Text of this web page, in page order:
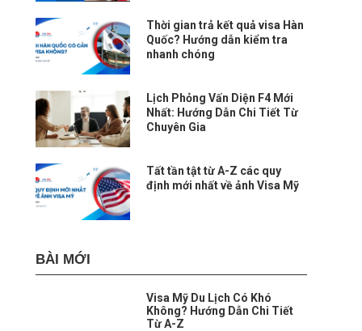
Thời gian trả kết quả visa Hàn
Quốc? Hướng dẫn kiểm tra
nhanh chóng
Lịch Phỏng Vấn Diện F4 Mới
Nhất: Hướng Dẫn Chi Tiết Từ
Chuyên Gia
Tất tần tật từ A-Z các quy
định mới nhất về ảnh Visa Mỹ
BÀI MỚI
Visa Mỹ Du Lịch Có Khó
Không? Hướng Dẫn Chi Tiết
Từ A-Z